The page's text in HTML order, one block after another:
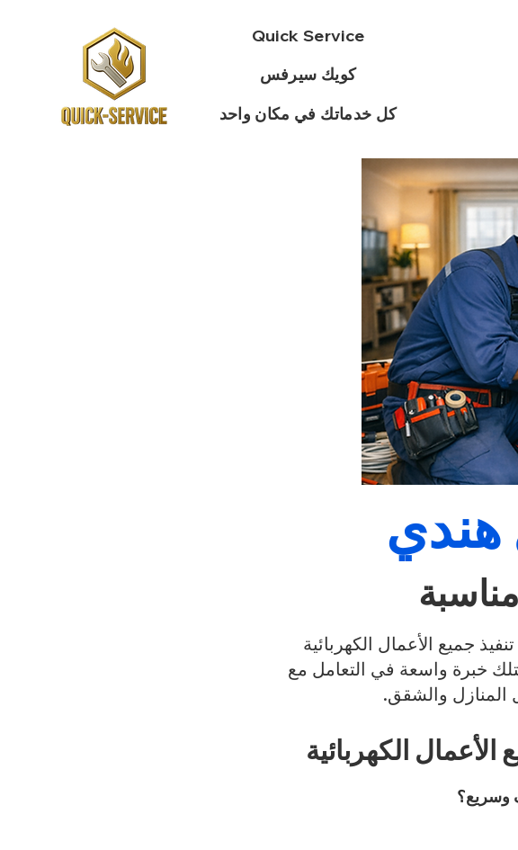
Quick Service
كويك سيرفس
كل خدماتك في مكان واحد
هندي
جميع الأعمال الكهربائية
خبرة واسعة في التعامل مع
المنازل والشقق.
الكهربائية
وسريع؟